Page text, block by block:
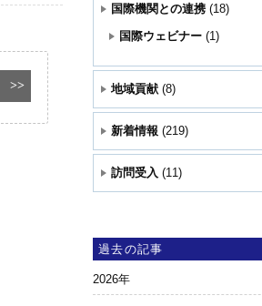
>>
国際機関との連携 (18)
国際ウェビナー (1)
地域貢献 (8)
新着情報 (219)
訪問受入 (11)
過去の記事
2026年